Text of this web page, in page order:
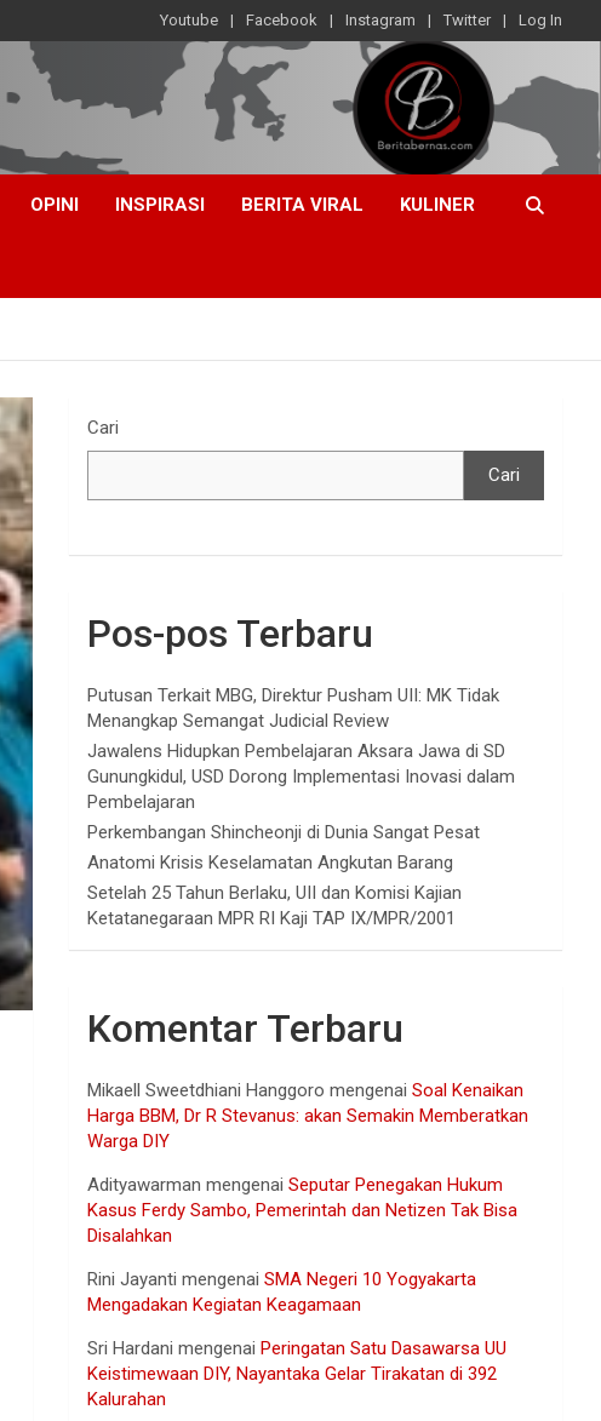
Youtube Facebook Instagram Twitter Log In
OPINI INSPIRASI BERITA VIRAL KULINER
Cari
Cari
Pos-pos Terbaru
Putusan Terkait MBG, Direktur Pusham UII: MK Tidak
Menangkap Semangat Judicial Review
Jawalens Hidupkan Pembelajaran Aksara Jawa di SD
Gunungkidul, USD Dorong Implementasi Inovasi dalam
Pembelajaran
Perkembangan Shincheonji di Dunia Sangat Pesat
Anatomi Krisis Keselamatan Angkutan Barang
Setelah 25 Tahun Berlaku, UII dan Komisi Kajian
Ketatanegaraan MPR RI Kaji TAP IX/MPR/2001
Komentar Terbaru
Mikaell Sweetdhiani Hanggoro mengenaiSoal Kenaikan
Harga BBM, Dr R Stevanus: akan Semakin Memberatkan
Warga DIY
Adityawarman mengenaiSeputar Penegakan Hukum
Kasus Ferdy Sambo, Pemerintah dan Netizen Tak Bisa
Disalahkan
Rini Jayanti mengenaiSMA Negeri 10 Yogyakarta
Mengadakan Kegiatan Keagamaan
Sri Hardani mengenaiPeringatan Satu Dasawarsa UU
Keistimewaan DIY, Nayantaka Gelar Tirakatan di 392
Kalurahan